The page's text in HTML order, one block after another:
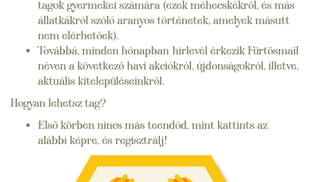
tagok gyermekei számára (ezek méhecskékről, és más
állatkákról szóló aranyos történetek, amelyek másutt
nem elérhetőek).
Továbbá, minden hónapban hírlevél érkezik Fürtösmail
néven a következő havi akciókról, újdonságokról, illetve,
aktuális kitelepüléseinkről.
Hogyan lehetsz tag?
Első körben nincs más teendőd, mint kattints az
alábbi képre, és regisztrálj!